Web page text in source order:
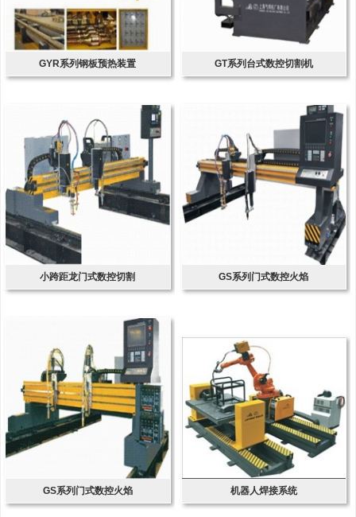
GYR系列钢板预热装置 GT系列台式数控切割机
小跨距龙门式数控切割 GS系列门式数控火焰
GS系列门式数控火焰 机器人焊接系统